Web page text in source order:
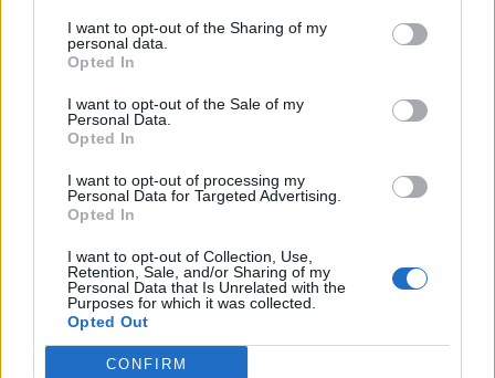
I want to opt-out of the Sharing of my
personal data.
Opted In
I want to opt-out of the Sale of my
Personal Data.
Opted In
I want to opt-out of processing my
Personal Data for Targeted Advertising.
Opted In
I want to opt-out of Collection, Use,
Retention, Sale, and/or Sharing of my
Personal Data that Is Unrelated with the
Purposes for which it was collected.
Opted Out
CONFIRM
Συρία: 14 τραυματίες από έκρηξη
αυτοσχέδιου μηχανισμού σε μίνιμπας
Η επίθεση σημειώθηκε στην Τζαραμάνα, πόλη
στην οποία η πλειονότητα των κατοίκων είναι
Δρούζοι και χριστιανοί
7 ΑΥΓ. 2026, 13:15